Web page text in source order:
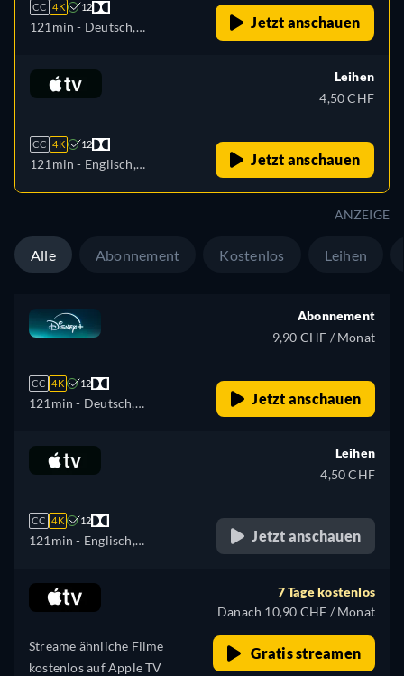
CC 4K 12
121min - Deutsch,
Spanisch, Spanisch
(Lateinamerika), Französisch,
Japanisch, Koreanisch,
Polnisch, Portugiesisch
Jetzt anschauen
CC 4K 12
121min - Englisch,
Leihen
4,50 CHF
Jetzt anschauen
ANZEIGE
Alle Abonnement Kostenlos Leihen
CC 4K 12
121min - Deutsch,
Spanisch, Spanisch
(Lateinamerika), Französisch,
Japanisch, Koreanisch,
Polnisch, Portugiesisch
Abonnement
9,90 CHF / Monat
Jetzt anschauen
CC 4K 12
121min - Englisch,
Leihen
4,50 CHF
Jetzt anschauen
Streame ähnliche Filme
kostenlos auf Apple TV
7 Tage kostenlos
Danach 10,90 CHF / Monat
Gratis streamen